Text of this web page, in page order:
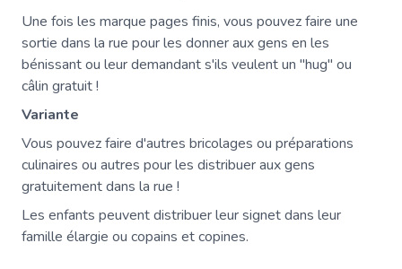
Une fois les marque pages finis, vous pouvez faire une
sortie dans la rue pour les donner aux gens en les
bénissant ou leur demandant s'ils veulent un "hug" ou
câlin gratuit !
Variante
Vous pouvez faire d'autres bricolages ou préparations
culinaires ou autres pour les distribuer aux gens
gratuitement dans la rue !
Les enfants peuvent distribuer leur signet dans leur
famille élargie ou copains et copines.